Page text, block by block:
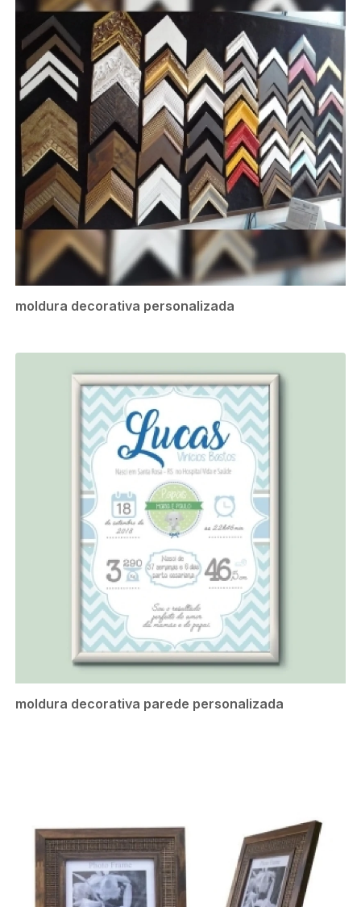
moldura decorativa personalizada
moldura decorativa parede personalizada